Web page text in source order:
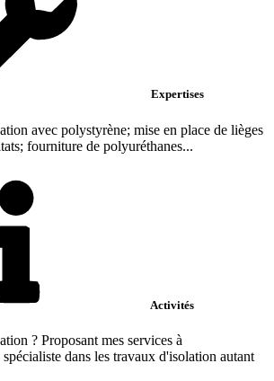
Expertises
avec polystyrène; mise en place de lièges
fourniture de polyuréthanes...
Activités
? Proposant mes services à
dans les travaux d'isolation autant